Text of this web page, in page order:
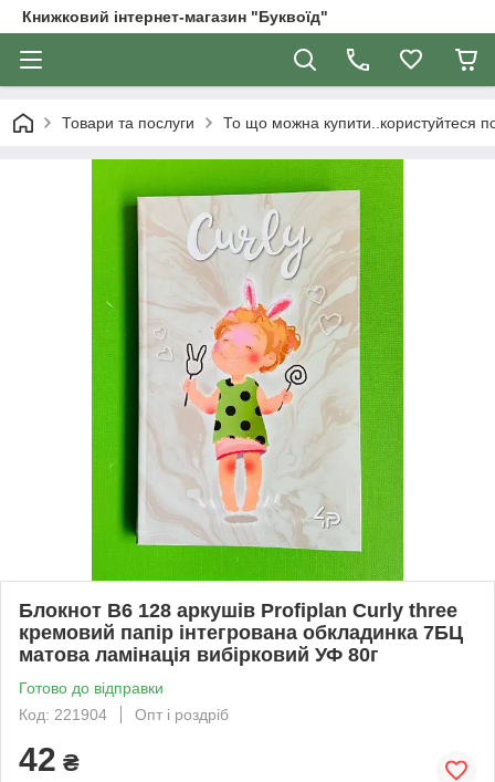
Книжковий інтернет-магазин "Буквоїд"
Товари та послуги То що можна купити..користуйтеся
Блокнот B6 128 аркушів Profiplan Curly three
кремовий папір інтегрована обкладинка 7БЦ
матова ламінація вибірковий УФ 80г
Готово до відправки
Код: 221904
Опт і роздріб
42 ₴